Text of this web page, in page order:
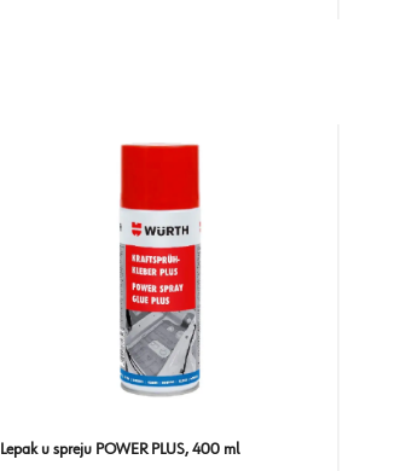
Lepak u spreju POWER PLUS, 400 ml